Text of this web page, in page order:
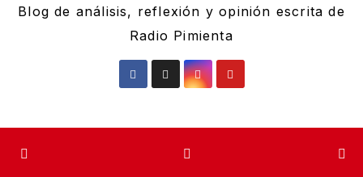
Blog de análisis, reflexión y opinión escrita de
Radio Pimienta